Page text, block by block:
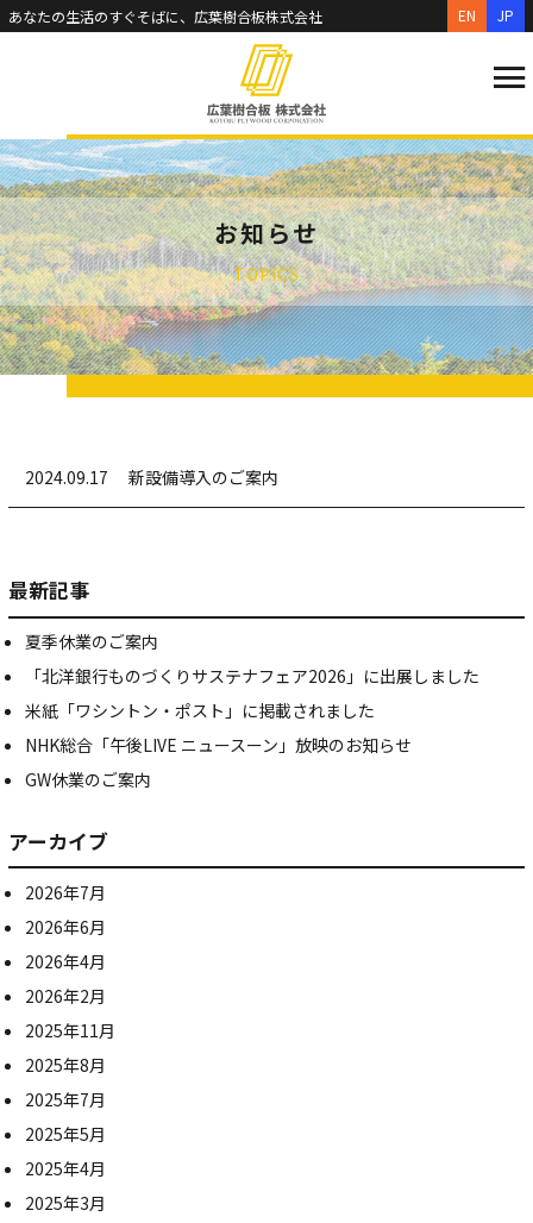
あなたの生活のすぐそばに、広葉樹合板株式会社 EN JP
お知らせ
TOPICS
2024.09.17 新設備導入のご案内
最新記事
夏季休業のご案内
「北洋銀行ものづくりサステナフェア2026」に出展しました
米紙「ワシントン・ポスト」に掲載されました
NHK総合「午後LIVE ニュースーン」放映のお知らせ
GW休業のご案内
アーカイブ
2026年7月
2026年6月
2026年4月
2026年2月
2025年11月
2025年8月
2025年7月
2025年5月
2025年4月
2025年3月